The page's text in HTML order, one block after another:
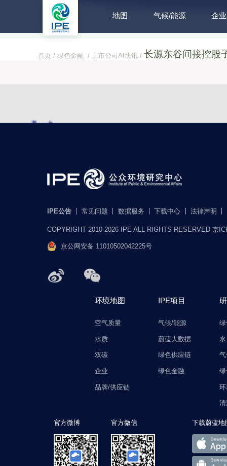
地图 气候/能源 企
首页 / 绿色金融 / 上市公司AI快讯 / 长源东谷间接控股
IPE公告 常见问题 数据服务 下载中心 法律声明
COPYRIGHT 2010-2026 IPE ALL RIGHTS RESERVED 京
京公网安备 11010502042225号
环境地图
空气质量
水质
双碳
企业
品牌/供应链
IPE项目
气候/能源
蔚蓝大数据
绿色供应链
绿色金融
水
官方微博 官方微信 下载蔚蓝地